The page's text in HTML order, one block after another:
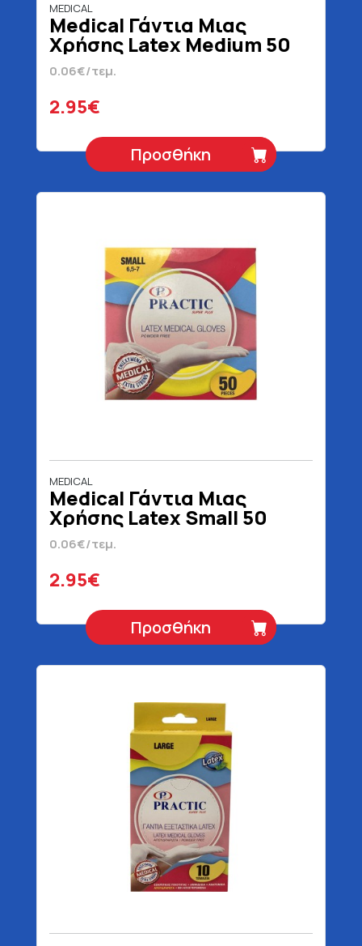
MEDICAL
Medical Γάντια Μιας
Χρήσης Latex Medium 50
Τεμάχια
0.06€/τεμ.
2.95€
Προσθήκη
MEDICAL
Medical Γάντια Μιας
Χρήσης Latex Small 50
Τεμάχια
0.06€/τεμ.
2.95€
Προσθήκη